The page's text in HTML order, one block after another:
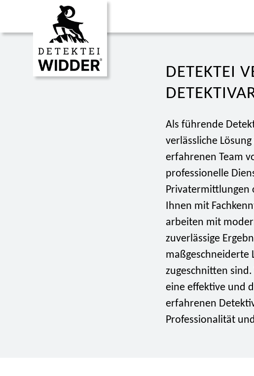
DETEKTEI
Als führende
verlässliche
erfahrenen Team
professionelle
Privatermittlungen
Ihnen mit
arbeiten mit
zuverlässige
maßgeschneiderte
zugeschnitten
eine effektive und
erfahrenen
Professionalität